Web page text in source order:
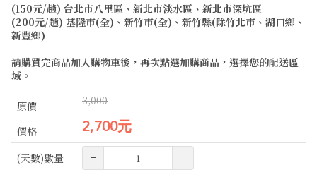
(150元/趟) 台北市八里區、新北市淡水區、新北市深坑區
(200元/趟) 基隆市(全)、新竹市(全)、新竹縣(除竹北市、湖口鄉、
新豐鄉)
請購買完商品加入購物車後，再次點選加購商品，選擇您的配送區
域。
原價 3,000
價格 2,700元
(天數)數量 – +